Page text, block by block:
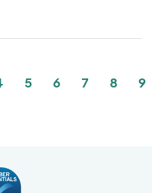
page
Tudalen
5 Tudalen
6 Tudalen
7 8 9